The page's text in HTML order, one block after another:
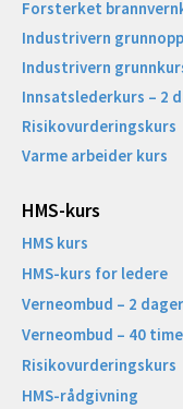
Forsterket
Industrivern
Industrivern
Innsatslederkurs – 2
Risikovurderingskurs
Varme arbeider kurs
HMS-kurs
HMS kurs
HMS-kurs for ledere
Verneombud – 2
Verneombud – 40
Risikovurderingskurs
HMS-rådgivning